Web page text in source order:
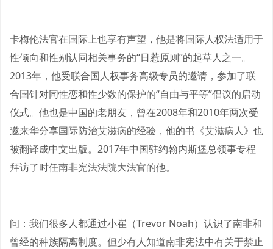
卡梅伦法官在国际上也享有声望，他是将国际人权法适用于
性倾向和性别认同相关事务的“日惹原则”的起草人之一。
2013年，他受联合国人权事务高级专员的邀请，参加了联
合国针对同性恋和性少数的保护的“自由与平等”倡议的启动
仪式。他也是中国的老朋友，曾在2008年和2010年两次受
邀来华分享国际防治艾滋病的经验，他的书《艾滋病人》也
被翻译成中文出版。2017年中国驻约翰内斯堡总领事专程
拜访了时任南非宪法法院大法官的他。
问：我们很多人都通过小崔（Trevor Noah）认识了南非和
曾经的种族隔离制度。但少有人知道南非宪法中有关于禁止